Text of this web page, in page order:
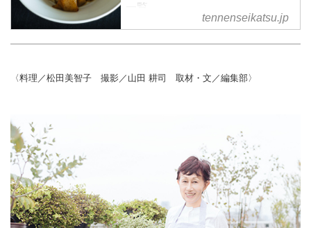
一覧
tennenseikatsu.jp
〈料理／松田美智子 撮影／山田 耕司 取材・文／編集部〉